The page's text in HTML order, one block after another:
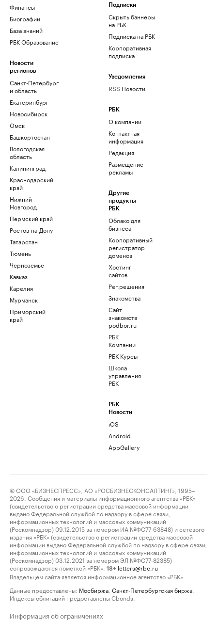
Финансы
Биографии
База знаний
РБК Образование
Новости
регионов
Санкт-Петербург
и область
Екатеринбург
Новосибирск
Омск
Башкортостан
Вологодская
область
Калининград
Краснодарский
край
Нижний
Новгород
Пермский край
Ростов-на-Дону
Татарстан
Тюмень
Черноземье
Кавказ
Карелия
Мурманск
Приморский
край
Подписки
Скрыть баннеры
на РБК
Подписка на РБК
Корпоративная
подписка
Уведомления
RSS Новости
РБК
О компании
Контактная
информация
Редакция
Размещение
рекламы
Другие
продукты
РБК
Облако для
бизнеса
Корпоративный
регистратор
доменов
Хостинг
сайтов
Рег.решения
Знакомства
Сайт
знакомств
podbor.ru
РБК
Компании
РБК Курсы
Школа
управления
РБК
РБК
Новости
iOS
Android
AppGallery
© ООО «БИЗНЕСПРЕСС», АО «РОСБИЗНЕСКОНСАЛТИНГ», 1995–
2026. Сообщения и материалы информационного агентства «РБК»
(свидетельство о регистрации средства массовой информации
выдано Федеральной службой по надзору в сфере связи,
информационных технологий и массовых коммуникаций
(Роскомнадзор) 09.12.2015 за номером ИА №ФС77-63848) и сетевого
издания «РБК» (свидетельство о регистрации средства массовой
информации выдано Федеральной службой по надзору в сфере связи,
информационных технологий и массовых коммуникаций
(Роскомнадзор) 03.12.2021 за номером ЭЛ №ФС77-82385)
сопровождаются пометкой «РБК».
18+ letters@rbc.ru
Владельцем сайта является информационное агентство «РБК».
Данные предоставлены: Мосбиржа Санкт-Петербургская биржа
Индексы облигаций предоставлены Cbonds.
Информация об ограничениях